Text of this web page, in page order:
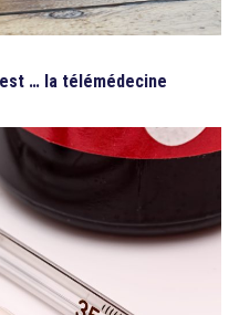
… la télémédecine